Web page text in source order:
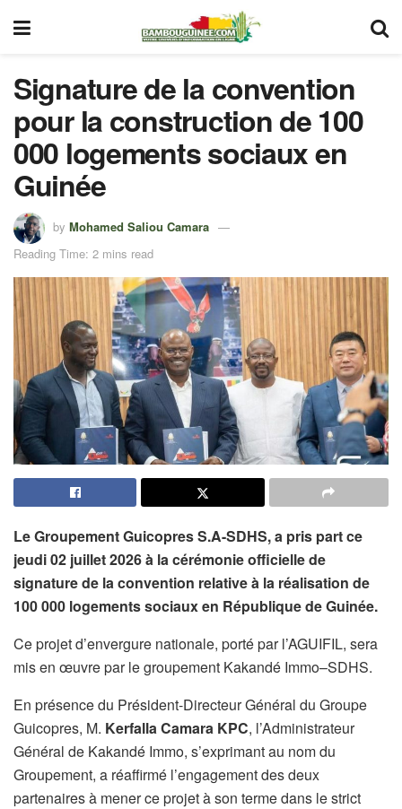
Signature de la convention
pour la construction de 100
000 logements sociaux en
Guinée
by Mohamed Saliou Camara
Reading Time: 2 mins read
Le Groupement Guicopres S.A-SDHS, a pris part ce
jeudi 02 juillet 2026 à la cérémonie officielle de
signature de la convention relative à la réalisation de
100 000 logements sociaux en République de Guinée.
Ce projet d’envergure nationale, porté par l’AGUIFIL, sera
mis en œuvre par le groupement Kakandé Immo–SDHS.
En présence du Président-Directeur Général du Groupe
Guicopres, M. Kerfalla Camara KPC, l’Administrateur
Général de Kakandé Immo, s’exprimant au nom du
Groupement, a réaffirmé l’engagement des deux
partenaires à mener ce projet à son terme dans le strict